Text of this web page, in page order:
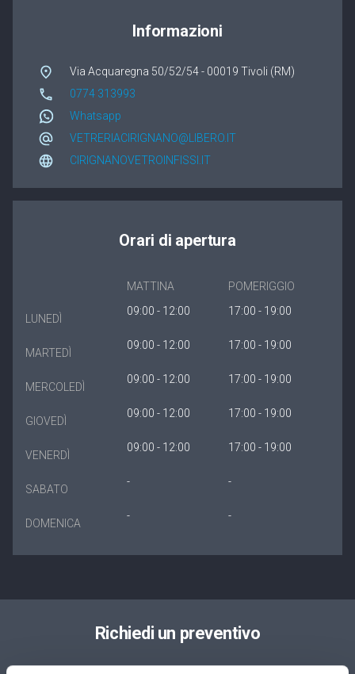
Winergetic Premium
Koncept Plus
Informazioni
Via Acquaregna 50/52/54 - 00019 Tivoli (RM)
0774 313993
Whatsapp
VETRERIACIRIGNANO@LIBERO.IT
CIRIGNANOVETROINFISSI.IT
Orari di apertura
MATTINA POMERIGGIO
LUNEDÌ
09:00 - 12:00 17:00 - 19:00
MARTEDÌ
09:00 - 12:00 17:00 - 19:00
MERCOLEDÌ
09:00 - 12:00 17:00 - 19:00
GIOVEDÌ
09:00 - 12:00 17:00 - 19:00
VENERDÌ
09:00 - 12:00 17:00 - 19:00
SABATO
- -
DOMENICA
- -
Richiedi un preventivo